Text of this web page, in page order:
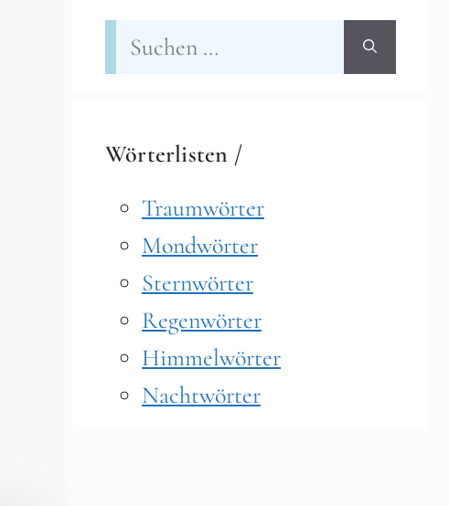
Suchen
nach:
Wörterlisten /
Traumwörter
Mondwörter
Sternwörter
Regenwörter
Himmelwörter
Nachtwörter